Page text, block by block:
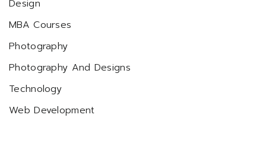
Design
MBA Courses
Photography
Photography And Designs
Technology
Web Development